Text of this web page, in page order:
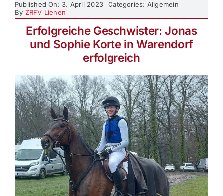
Published On: 3. April 2023
Categories: Allgemein
By ZRFV Lienen
Erfolgreiche Geschwister: Jonas
und Sophie Korte in Warendorf
erfolgreich